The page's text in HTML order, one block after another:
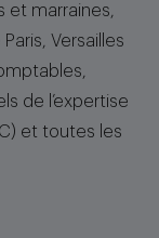
et marraines,
Versailles
de l’expertise
et toutes les